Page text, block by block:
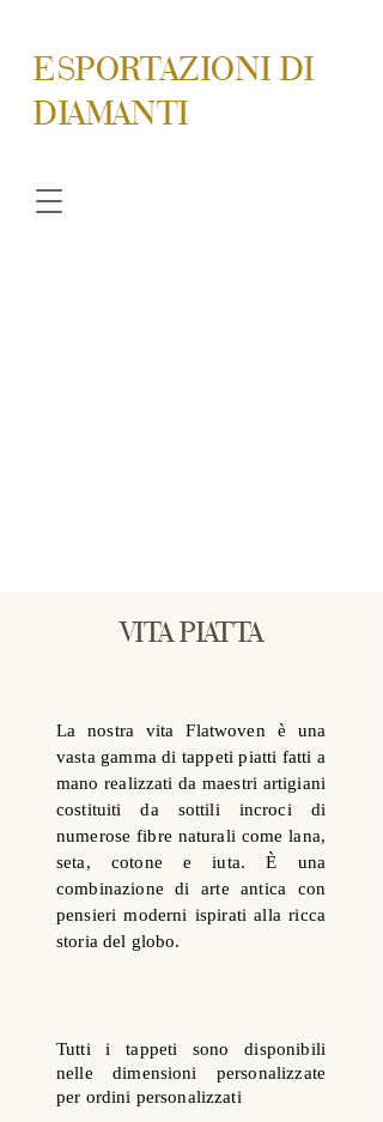
ESPORTAZIONI DI
DIAMANTI
VITA PIATTA
La nostra vita Flatwoven è una
vasta gamma di tappeti piatti fatti a
mano realizzati da maestri artigiani
costituiti da sottili incroci di
numerose fibre naturali come lana,
seta, cotone e iuta. È una
combinazione di arte antica con
pensieri moderni ispirati alla ricca
storia del globo.
Tutti i tappeti sono disponibili
nelle dimensioni personalizzate
per ordini personalizzati